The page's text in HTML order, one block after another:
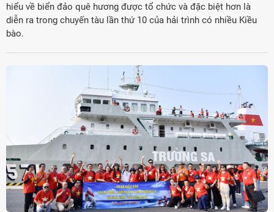
hiểu về biển đảo quê hương được tổ chức và đặc biệt hơn là
diễn ra trong chuyến tàu lần thứ 10 của hải trình có nhiều Kiều
bào.